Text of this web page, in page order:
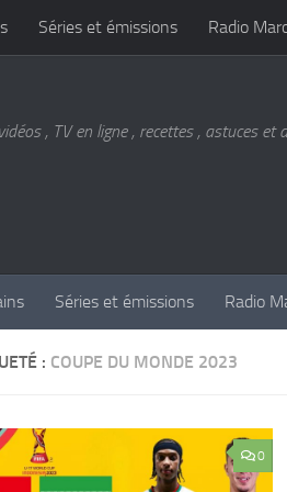
Séries et émissions Radio
, TV en ligne , recettes , astuces et
Séries et émissions Radio
: COUPE DU MONDE 2023
0